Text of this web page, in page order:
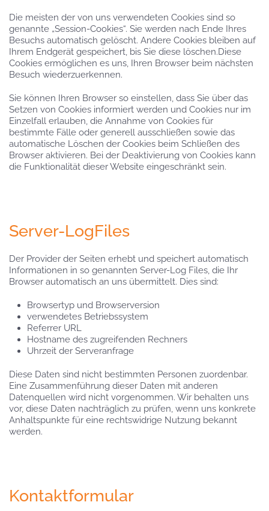
Die meisten der von uns verwendeten Cookies sind so
genannte „Session-Cookies“. Sie werden nach Ende Ihres
Besuchs automatisch gelöscht. Andere Cookies bleiben auf
Ihrem Endgerät gespeichert, bis Sie diese löschen.Diese
Cookies ermöglichen es uns, Ihren Browser beim nächsten
Besuch wiederzuerkennen.
Sie können Ihren Browser so einstellen, dass Sie über das
Setzen von Cookies informiert werden und Cookies nur im
Einzelfall erlauben, die Annahme von Cookies für
bestimmte Fälle oder generell ausschließen sowie das
automatische Löschen der Cookies beim Schließen des
Browser aktivieren. Bei der Deaktivierung von Cookies kann
die Funktionalität dieser Website eingeschränkt sein.
Server-LogFiles
Der Provider der Seiten erhebt und speichert automatisch
Informationen in so genannten Server-Log Files, die Ihr
Browser automatisch an uns übermittelt. Dies sind:
Browsertyp und Browserversion
verwendetes Betriebssystem
Referrer URL
Hostname des zugreifenden Rechners
Uhrzeit der Serveranfrage
Diese Daten sind nicht bestimmten Personen zuordenbar.
Eine Zusammenführung dieser Daten mit anderen
Datenquellen wird nicht vorgenommen. Wir behalten uns
vor, diese Daten nachträglich zu prüfen, wenn uns konkrete
Anhaltspunkte für eine rechtswidrige Nutzung bekannt
werden.
Kontaktformular